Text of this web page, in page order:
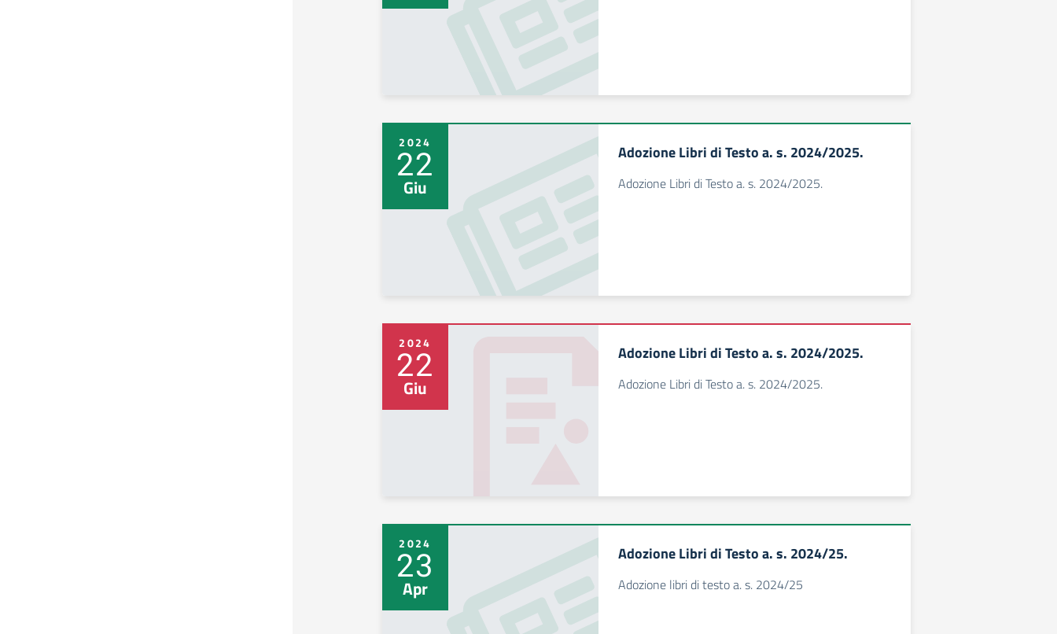
2024
22
Giu
Adozione Libri di Testo a. s. 2024/2025.
Adozione Libri di Testo a. s. 2024/2025.
2024
22
Giu
Adozione Libri di Testo a. s. 2024/2025.
Adozione Libri di Testo a. s. 2024/2025.
2024
23
Apr
Adozione Libri di Testo a. s. 2024/25.
Adozione libri di testo a. s. 2024/25